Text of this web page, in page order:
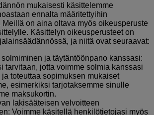
mukaisesti käsittelemme
ennalta määritettyihin
Meillä on aina oltava myös oikeusperuste
Käsittelyn oikeusperusteet on
ja niitä ovat seuraavat:
ja täytäntöönpano kanssasi:
tarvitaan, jotta voimme solmia kanssasi
toteuttaa sopimuksen mukaiset
esimerkiksi tarjotaksemme sinulle
maksukortin.
lakisääteisen velvoitteen
Voimme käsitellä henkilötietojasi myös